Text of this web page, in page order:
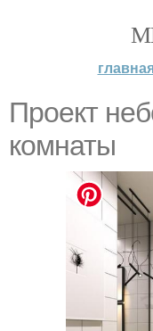
Проект
комнаты